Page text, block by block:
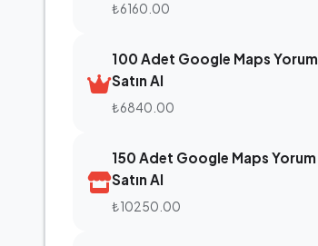
₺6160.00
100 Adet Google Maps Yorum
Satın Al
₺6840.00
150 Adet Google Maps Yorum
Satın Al
₺10250.00